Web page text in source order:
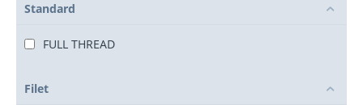
Standard
FULL THREAD
Filet